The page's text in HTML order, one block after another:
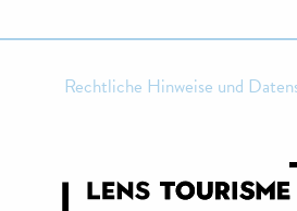
Rechtliche Hinweise und